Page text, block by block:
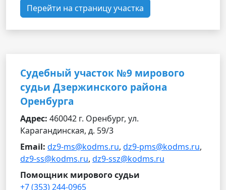
Перейти на страницу участка
Судебный участок №9 мирового
судьи Дзержинского района
Оренбурга
Адрес: 460042 г. Оренбург, ул.
Карагандинская, д. 59/3
Email: dz9-ms@kodms.ru, dz9-pms@kodms.ru,
dz9-ss@kodms.ru, dz9-ssz@kodms.ru
Помощник мирового судьи
+7 (353) 244-0965